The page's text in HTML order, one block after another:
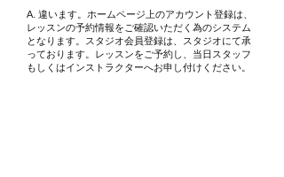
A. 違います。ホームページ上のアカウント登録は、
レッスンの予約情報をご確認いただく為のシステム
となります。スタジオ会員登録は、スタジオにて承
っております。レッスンをご予約し、当日スタッフ
もしくはインストラクターへお申し付けください。